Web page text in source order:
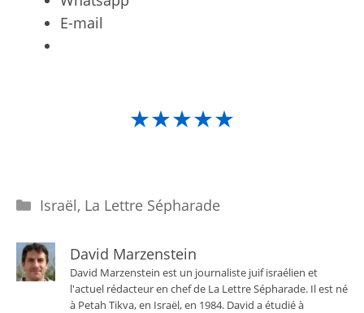
E-mail
★★★★★
Catégories
Israël, La Lettre Sépharade
David Marzenstein
David Marzenstein est un journaliste juif israélien et
l'actuel rédacteur en chef de La Lettre Sépharade. Il est né
à Petah Tikva, en Israël, en 1984. David a étudié à